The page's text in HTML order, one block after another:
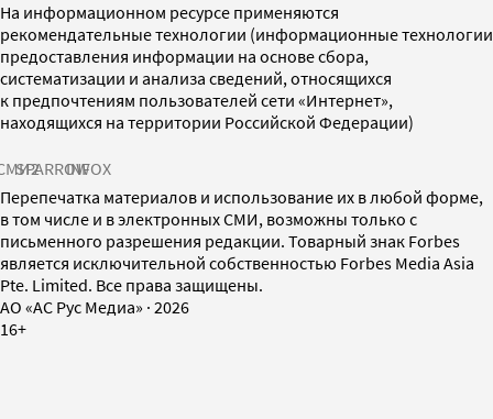
На информационном ресурсе применяются
рекомендательные технологии (информационные технологии
предоставления информации на основе сбора,
систематизации и анализа сведений, относящихся
к предпочтениям пользователей сети «Интернет»,
находящихся на территории Российской Федерации)
SPARROWINFOX
Перепечатка материалов и использование их в любой форме,
в том числе и в электронных СМИ, возможны только с
письменного разрешения редакции. Товарный знак Forbes
является исключительной собственностью Forbes Media Asia
Pte. Limited. Все права защищены.
AO «АС Рус Медиа» · 2026
16+